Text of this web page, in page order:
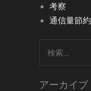
考察
通信量節約
アーカイブ